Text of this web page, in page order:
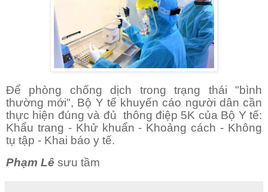
Để phòng chống dịch trong trạng thái "bình
thường mới", Bộ Y tế khuyến cáo người dân cần
thực hiện đúng và đủ thông điệp 5K của Bộ Y tế:
Khẩu trang - Khử khuẩn - Khoảng cách - Không
tụ tập - Khai báo y tế.
Phạm Lê sưu tầm